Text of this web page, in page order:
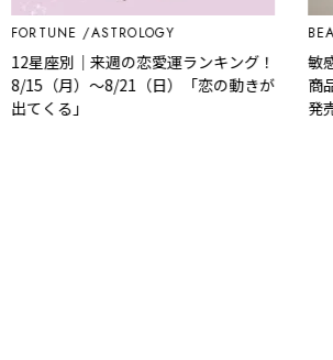
ASTROLOGY
別｜来週の恋愛運ランキング！
月）～8/21（日）「恋の動きが
る」
BEAUTY
敏感肌ブ
商品のス